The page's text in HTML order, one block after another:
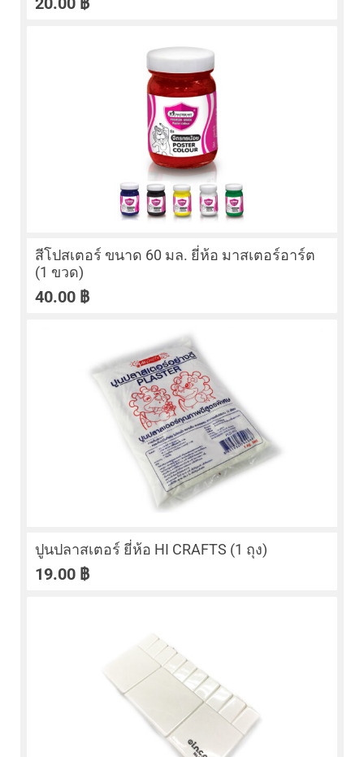
สีโปสเตอร์ ขนาด 60 มล. ยี่ห้อ มาสเตอร์อาร์ต
(1 ขวด)
40.00 ฿
ปูนปลาสเตอร์ ยี่ห้อ HI CRAFTS (1 ถุง)
19.00 ฿